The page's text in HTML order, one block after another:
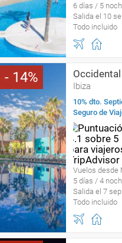
6 días / 5
Salida el 10
Todo incluido
14
Ibiza
10% dto.
Seguro de
Vuelos desde
5 días / 4
Salida el 7
Todo incluido